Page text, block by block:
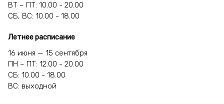
ВТ – ПТ: 10.00 - 20.00
СБ, ВС: 10.00 - 18.00
Летнее расписание
16 июня — 15 сентября
ПН – ПТ: 12.00 - 20.00
СБ: 10.00 - 18.00
ВС: выходной